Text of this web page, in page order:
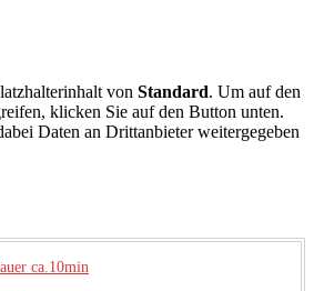
von Standard. Um auf den
klicken Sie auf den Button unten.
Daten an Drittanbieter weitergegeben
ca.10min